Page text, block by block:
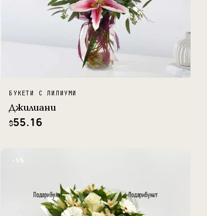
БУКЕТИ С ЛИЛИУМИ
Джилиани
$55.16
−5%